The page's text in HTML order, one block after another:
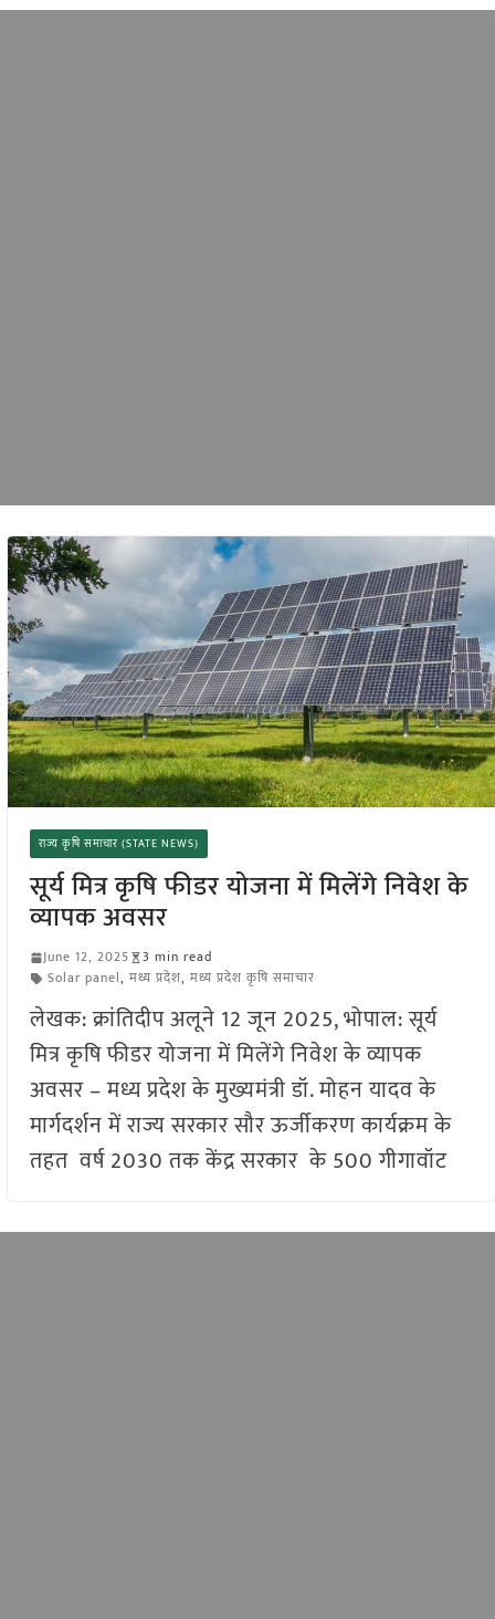
राज्य कृषि समाचार (STATE NEWS)
सूर्य मित्र कृषि फीडर योजना में मिलेंगे निवेश के
व्यापक अवसर
June 12, 2025
3 min read
Solar panel, मध्य प्रदेश, मध्य प्रदेश कृषि समाचार
लेखक: क्रांतिदीप अलूने 12 जून 2025, भोपाल: सूर्य
मित्र कृषि फीडर योजना में मिलेंगे निवेश के व्यापक
अवसर – मध्य प्रदेश के मुख्यमंत्री डॉ. मोहन यादव के
मार्गदर्शन में राज्य सरकार सौर ऊर्जीकरण कार्यक्रम के
तहत वर्ष 2030 तक केंद्र सरकार के 500 गीगावॉट